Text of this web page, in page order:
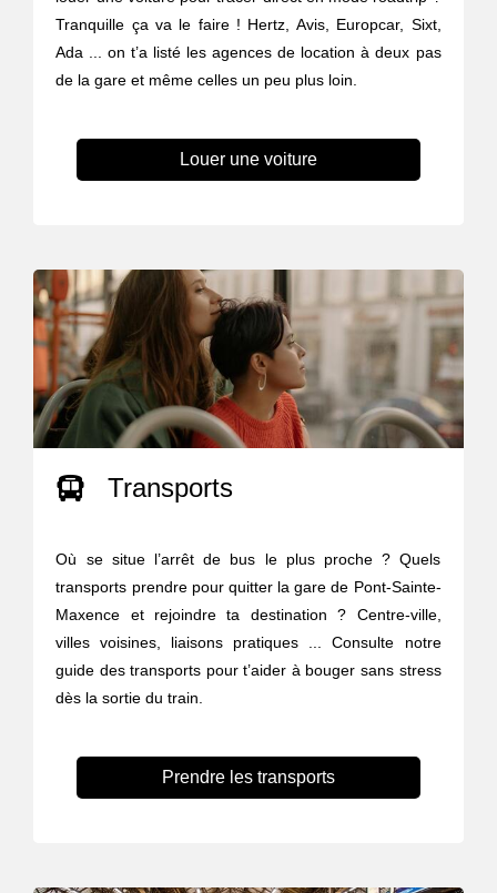
Tranquille ça va le faire ! Hertz, Avis, Europcar, Sixt,
Ada ... on t’a listé les agences de location à deux pas
de la gare et même celles un peu plus loin.
Louer une voiture
Transports
Où se situe l’arrêt de bus le plus proche ? Quels
transports prendre pour quitter la gare de Pont-Sainte-
Maxence et rejoindre ta destination ? Centre-ville,
villes voisines, liaisons pratiques ... Consulte notre
guide des transports pour t’aider à bouger sans stress
dès la sortie du train.
Prendre les transports